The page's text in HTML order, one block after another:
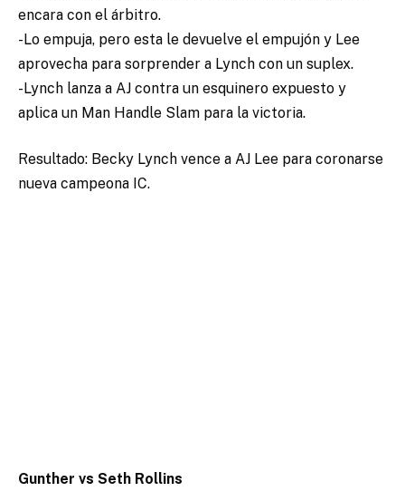
encara con el árbitro.
-Lo empuja, pero esta le devuelve el empujón y Lee
aprovecha para sorprender a Lynch con un suplex.
-Lynch lanza a AJ contra un esquinero expuesto y
aplica un Man Handle Slam para la victoria.
Resultado: Becky Lynch vence a AJ Lee para coronarse
nueva campeona IC.
Gunther vs Seth Rollins